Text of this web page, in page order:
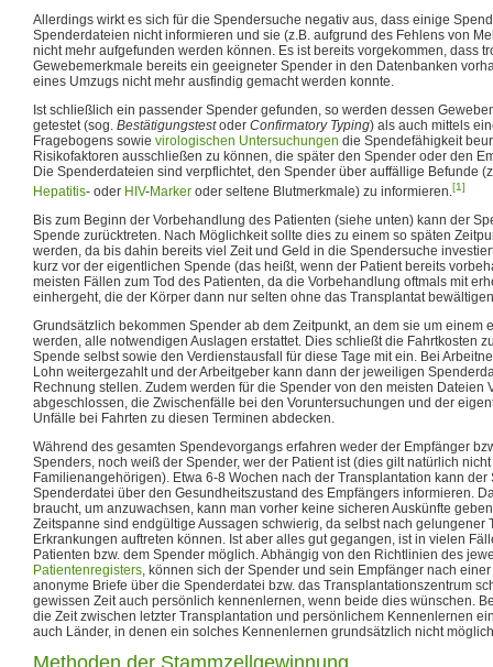
Allerdings wirkt es sich für die Spendersuche negativ aus, dass einige
Spenderdateien nicht informieren und sie (z.B. aufgrund des Fehlens von
nicht mehr aufgefunden werden können. Es ist bereits vorgekommen, dass
Gewebemerkmale bereits ein geeigneter Spender in den Datenbanken
eines Umzugs nicht mehr ausfindig gemacht werden konnte.
Ist schließlich ein passender Spender gefunden, so werden dessen
getestet (sog. Bestätigungstestoder Confirmatory Typing) als auch mittels
Fragebogens sowie virologischen Untersuchungen die Spendefähigkeit
Risikofaktoren ausschließen zu können, die später den Spender oder den
Die Spenderdateien sind verpflichtet, den Spender über auffällige Befunde
Hepatitis- oder HIV-Marker oder seltene Blutmerkmale) zu informieren.[1]
Bis zum Beginn der Vorbehandlung des Patienten (siehe unten) kann der
Spende zurücktreten. Nach Möglichkeit sollte dies zu einem so späten
werden, da bis dahin bereits viel Zeit und Geld in die Spendersuche
kurz vor der eigentlichen Spende (das heißt, wenn der Patient bereits
meisten Fällen zum Tod des Patienten, da die Vorbehandlung oftmals mit
einhergeht, die der Körper dann nur selten ohne das Transplantat
Grundsätzlich bekommen Spender ab dem Zeitpunkt, an dem sie um einem
werden, alle notwendigen Auslagen erstattet. Dies schließt die Fahrtkosten
Spende selbst sowie den Verdienstausfall für diese Tage mit ein. Bei
Lohn weitergezahlt und der Arbeitgeber kann dann der jeweiligen
Rechnung stellen. Zudem werden für die Spender von den meisten Dateien
abgeschlossen, die Zwischenfälle bei den Voruntersuchungen und der
Unfälle bei Fahrten zu diesen Terminen abdecken.
Während des gesamten Spendevorgangs erfahren weder der Empfänger
Spenders, noch weiß der Spender, wer der Patient ist (dies gilt natürlich
Familienangehörigen). Etwa 6-8 Wochen nach der Transplantation kann
Spenderdatei über den Gesundheitszustand des Empfängers informieren.
braucht, um anzuwachsen, kann man vorher keine sicheren Auskünfte
Zeitspanne sind endgültige Aussagen schwierig, da selbst nach gelungener
Erkrankungen auftreten können. Ist aber alles gut gegangen, ist in vielen
Patienten bzw. dem Spender möglich. Abhängig von den Richtlinien des
Patientenregisters, können sich der Spender und sein Empfänger nach
anonyme Briefe über die Spenderdatei bzw. das Transplantationszentrum
gewissen Zeit auch persönlich kennenlernen, wenn beide dies wünschen.
die Zeit zwischen letzter Transplantation und persönlichem Kennenlernen
auch Länder, in denen ein solches Kennenlernen grundsätzlich nicht
Methoden der Stammzellgewinnung